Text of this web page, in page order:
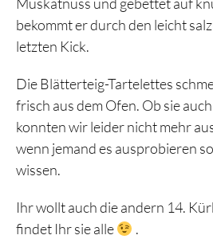
bekommt er durch den leicht
letzten Kick.
Die Blätterteig-Tartelettes
frisch aus dem Ofen. Ob sie
konnten wir leider nicht mehr
wenn jemand es ausprobieren
wissen.
Ihr wollt auch die andern 14.
findet Ihr sie alle
.